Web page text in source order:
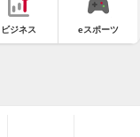
ビジネス eスポーツ